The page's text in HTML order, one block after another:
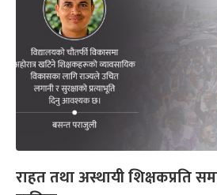
राहत तथा अस्थायी शिक्षकप्रति